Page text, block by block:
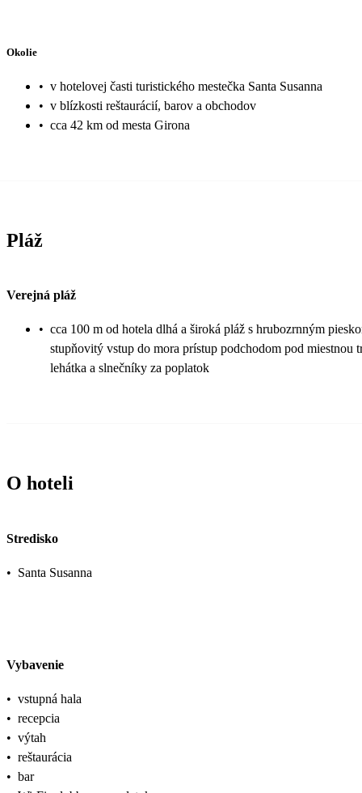
Okolie
• v hotelovej časti turistického mestečka Santa Susanna
• v blízkosti reštaurácií, barov a obchodov
• cca 42 km od mesta Girona
Pláž
Verejná pláž
• cca 100 m od hotela dlhá a široká pláž s hrubozrnným
stupňovitý vstup do mora prístup podchodom pod miestnou
lehátka a slnečníky za poplatok
O hoteli
Stredisko
• Santa Susanna
Vybavenie
• vstupná hala
• recepcia
• výtah
• reštaurácia
• bar